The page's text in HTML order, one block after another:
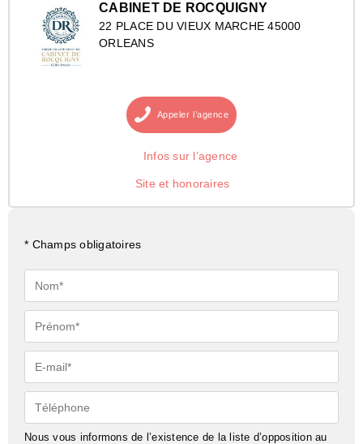
CABINET DE ROCQUIGNY
22 PLACE DU VIEUX MARCHE 45000
ORLEANS
Appeler l’agence
Infos sur l’agence
Site et honoraires
* Champs obligatoires
Nom*
Prénom*
E-
mail*
Téléphone
Nous vous informons de l’existence de la liste d’opposition au